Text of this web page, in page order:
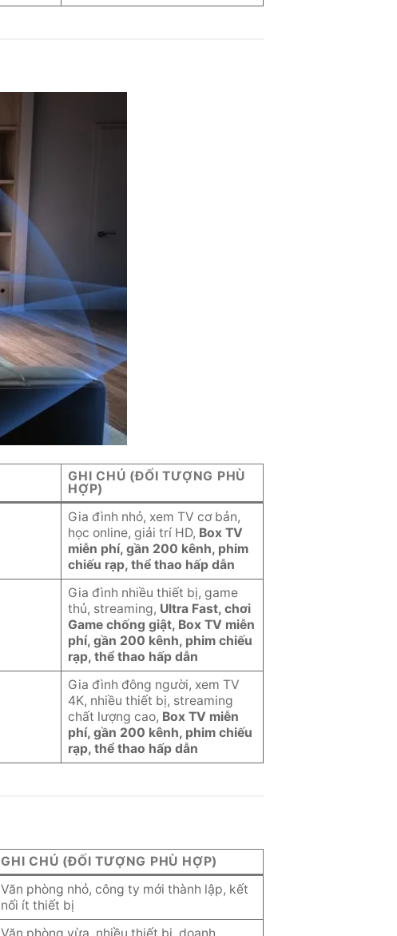
GHI CHÚ (ĐỐI TƯỢNG PHÙ
HỢP)
Gia đình nhỏ, xem TV cơ bản,
học online, giải trí HD, Box TV
miễn phí, gần 200 kênh, phim
chiếu rạp, thể thao hấp dẫn
Gia đình nhiều thiết bị, game
thủ, streaming, Ultra Fast, chơi
Game chống giật, Box TV miễn
phí, gần 200 kênh, phim chiếu
rạp, thể thao hấp dẫn
Gia đình đông người, xem TV
4K, nhiều thiết bị, streaming
chất lượng cao, Box TV miễn
phí, gần 200 kênh, phim chiếu
rạp, thể thao hấp dẫn
GHI CHÚ (ĐỐI TƯỢNG PHÙ HỢP)
Văn phòng nhỏ, công ty mới thành lập, kết
nối ít thiết bị